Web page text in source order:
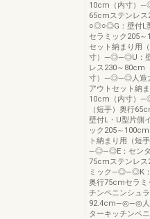
10cm（内寸）
65cmステンレ
○◎○◎G：壁付L
セラミック205
セット納まり用
寸）—◎—◎U：壁
レス230～80cm
寸）—◎—◎人造
アウトセット納
10cm（内寸）
（短手）奥行
壁付L・U型片側
ック205～
ト納まり用（短
—◎—◎E：センタ
75cmステンレ
ミック—◎—◎K：
奥行75cmセラ
チンペニンシュ
92.4cm—◎—◎
ターキッチンペ